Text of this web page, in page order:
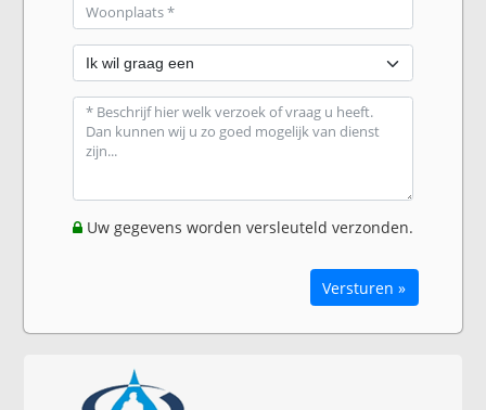
Uw gegevens worden versleuteld verzonden.
Versturen »